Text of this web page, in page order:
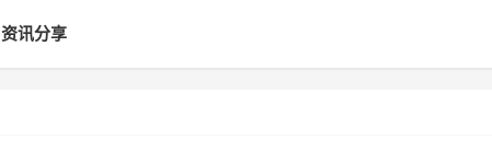
资讯分享